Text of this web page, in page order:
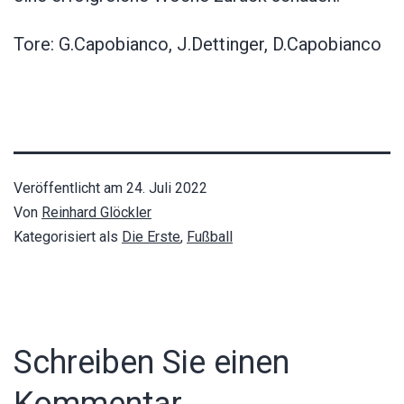
Tore: G.Capobianco, J.Dettinger, D.Capobianco
Veröffentlicht am 24. Juli 2022
Von Reinhard Glöckler
Kategorisiert als Die Erste, Fußball
Schreiben Sie einen